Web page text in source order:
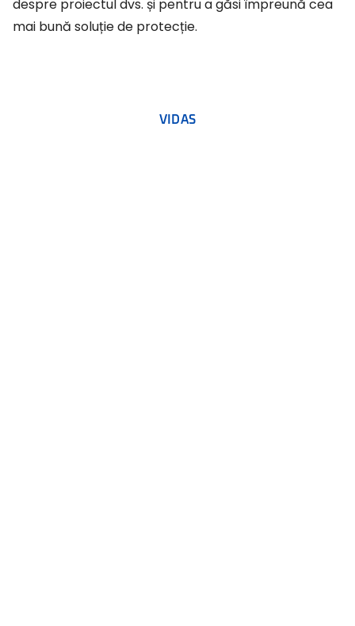
despre proiectul dvs. și pentru a găsi împreună cea
mai bună soluție de protecție.
VIDAS